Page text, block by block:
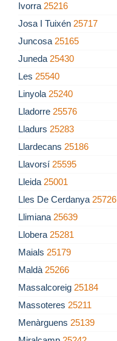
Ivorra 25216
Josa I Tuixén 25717
Juncosa 25165
Juneda 25430
Les 25540
Linyola 25240
Lladorre 25576
Lladurs 25283
Llardecans 25186
Llavorsí 25595
Lleida 25001
Lles De Cerdanya 25726
Llimiana 25639
Llobera 25281
Maials 25179
Maldà 25266
Massalcoreig 25184
Massoteres 25211
Menàrguens 25139